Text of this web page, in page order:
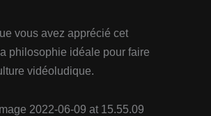
vous avez apprécié cet
philosophie idéale pour faire
vidéoludique.